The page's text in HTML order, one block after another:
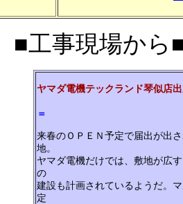
■工事現場から
ヤマダ電機テックランド琴似店
＝
来春のＯＰＥＮ予定で届出が出
地。
ヤマダ電機だけでは、敷地が広
の
建設も計画されているようだ。
定